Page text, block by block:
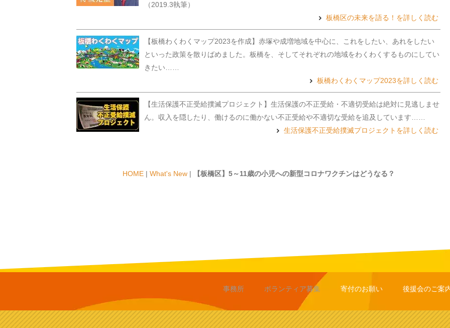
（2019.3執筆）
板橋区の未来を語る！を詳しく読む
【板橋わくわくマップ2023を作成】赤塚や成増地域を中心に、これをしたい、あれをしたい
といった政策を散りばめました。板橋を、そしてそれぞれの地域をわくわくするものにしてい
きたい……
板橋わくわくマップ2023を詳しく読む
【生活保護不正受給撲滅プロジェクト】生活保護の不正受給・不適切受給は絶対に見逃しませ
ん。収入を隠したり、働けるのに働かない不正受給や不適切な受給を追及しています……
生活保護不正受給撲滅プロジェクトを詳しく読む
HOME| What's New| 【板橋区】5～11歳の小児への新型コロナワクチンはどうなる？
事務所 ボランティア募集 寄付のお願い 後援会のご案